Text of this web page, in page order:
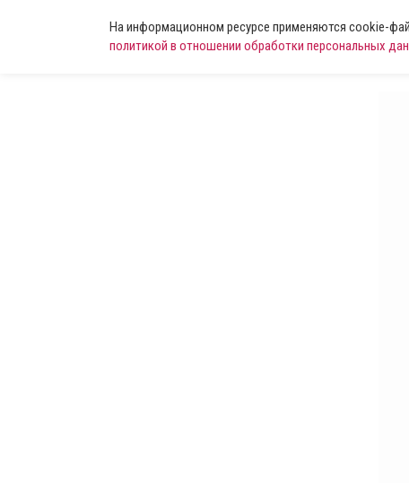
На информационном ресурсе применяются cookie-
политикой в отношении обработки персональных